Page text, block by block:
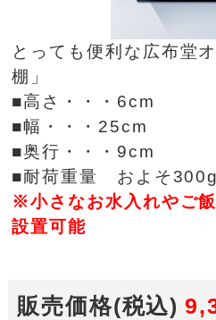
とっても便利な広布堂
棚」
■高さ・・・6cm
■幅・・・25cm
■奥行・・・9cm
■耐荷重量 およそ300g
※小さなお水入れやご
設置可能
販売価格(税込)